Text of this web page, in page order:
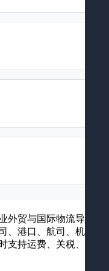
外贸与国际物流导航平
、港口、航司、机场、
支持运费、关税、海关